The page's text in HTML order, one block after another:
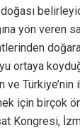
yön veren
ortaya
ve
için birçok
Kongresi,